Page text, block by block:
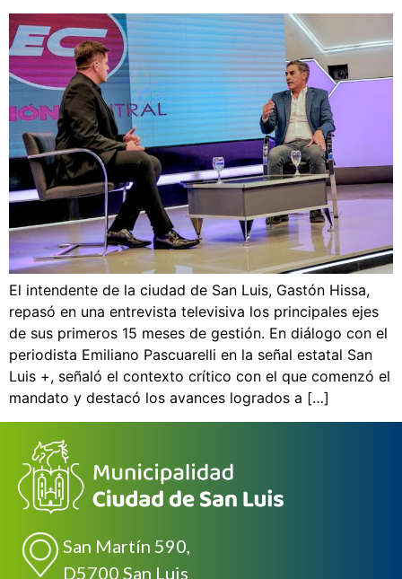
El intendente de la ciudad de San Luis, Gastón Hissa,
repasó en una entrevista televisiva los principales ejes
de sus primeros 15 meses de gestión. En diálogo con el
periodista Emiliano Pascuarelli en la señal estatal San
Luis +, señaló el contexto crítico con el que comenzó el
mandato y destacó los avances logrados a […]
San Martín 590,
D5700 San Luis